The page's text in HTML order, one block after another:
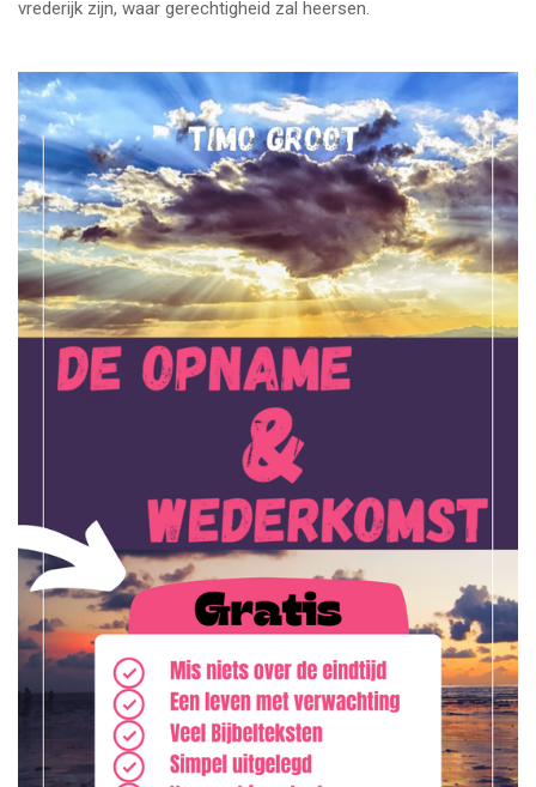
vrederijk zijn, waar gerechtigheid zal heersen.